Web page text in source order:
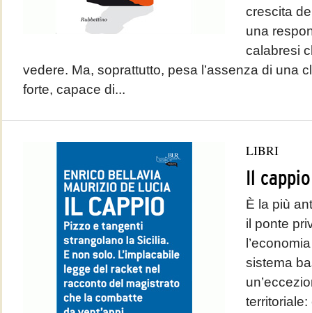
crescita
una
calabresi
vedere. Ma, soprattutto, pesa l’assenza di una
forte, capace di...
LIBRI
Il cappio
È la più
il ponte
sistema
territoriale: